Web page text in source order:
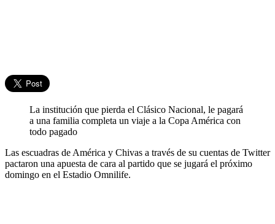
La institución que pierda el Clásico Nacional, le pagará
a una familia completa un viaje a la Copa América con
todo pagado
Las escuadras de América y Chivas a través de su cuentas de Twitter
pactaron una apuesta de cara al partido que se jugará el próximo
domingo en el Estadio Omnilife.